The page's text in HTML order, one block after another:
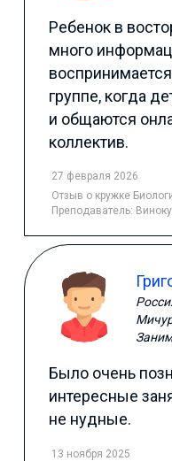
Ребенок в
много
группе, когда
и общаются
коллектив.
27 февраля 2026
Отзыв о кружке
Преподаватель:
Было очень
интересные
не нудные.
13 ноября 2025